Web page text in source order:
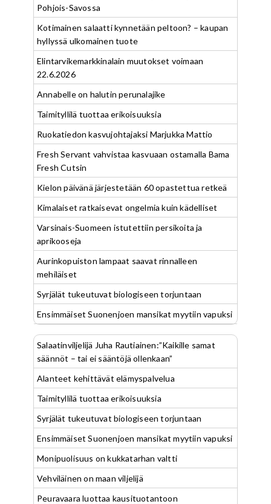
Pohjois-Savossa
Kotimainen salaatti kynnetään peltoon? – kaupan
hyllyssä ulkomainen tuote
Elintarvikemarkkinalain muutokset voimaan
22.6.2026
Annabelle on halutin perunalajike
Taimityllilä tuottaa erikoisuuksia
Ruokatiedon kasvujohtajaksi Marjukka Mattio
Fresh Servant vahvistaa kasvuaan ostamalla Bama
Fresh Cutsin
Kielon päivänä järjestetään 60 opastettua retkeä
Kimalaiset ratkaisevat ongelmia kuin kädelliset
Varsinais-Suomeen istutettiin persikoita ja
aprikooseja
Aurinkopuiston lampaat saavat rinnalleen
mehiläiset
Syrjälät tukeutuvat biologiseen torjuntaan
Ensimmäiset Suonenjoen mansikat myytiin vapuksi
Salaatinviljelijä Juha Rautiainen:”Kaikille samat
säännöt – tai ei sääntöjä ollenkaan”
Alanteet kehittävät elämyspalvelua
Taimityllilä tuottaa erikoisuuksia
Syrjälät tukeutuvat biologiseen torjuntaan
Ensimmäiset Suonenjoen mansikat myytiin vapuksi
Monipuolisuus on kukkatarhan valtti
Vehviläinen on maan viljelijä
Peuravaara luottaa kausituotantoon